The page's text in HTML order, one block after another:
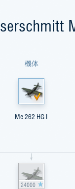
機体
Me 262 HG I
24000